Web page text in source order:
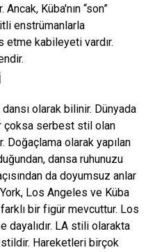
Küba'nın “son”
enstrümanlarla
etme kabileyeti vardır.
olarak bilinir. Dünyada
çoksa serbest stil olan
Doğaçlama olarak yapılan
dansa ruhunuzu
da doyumsuz anlar
Los Angeles ve Küba
bir figür mevcuttur. Los
dayalıdır. LA stili olarakta
Hareketleri birçok